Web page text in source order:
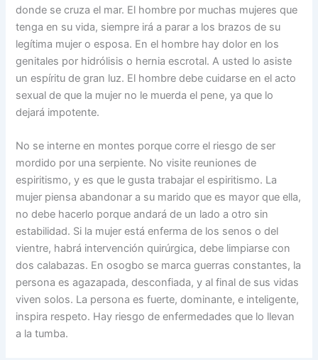
donde se cruza el mar. El hombre por muchas mujeres que
tenga en su vida, siempre irá a parar a los brazos de su
legítima mujer o esposa. En el hombre hay dolor en los
genitales por hidrólisis o hernia escrotal. A usted lo asiste
un espíritu de gran luz. El hombre debe cuidarse en el acto
sexual de que la mujer no le muerda el pene, ya que lo
dejará impotente.
No se interne en montes porque corre el riesgo de ser
mordido por una serpiente. No visite reuniones de
espiritismo, y es que le gusta trabajar el espiritismo. La
mujer piensa abandonar a su marido que es mayor que ella,
no debe hacerlo porque andará de un lado a otro sin
estabilidad. Si la mujer está enferma de los senos o del
vientre, habrá intervención quirúrgica, debe limpiarse con
dos calabazas. En osogbo se marca guerras constantes, la
persona es agazapada, desconfiada, y al final de sus vidas
viven solos. La persona es fuerte, dominante, e inteligente,
inspira respeto. Hay riesgo de enfermedades que lo llevan
a la tumba.